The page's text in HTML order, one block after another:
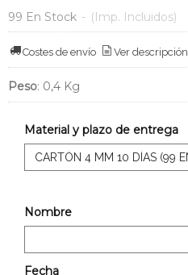
99 En Stock - (Imp. Incluidos)
Costes de envío Ver descripción
Peso: 0,4 Kg
Material y plazo de entrega
Nombre
Fecha